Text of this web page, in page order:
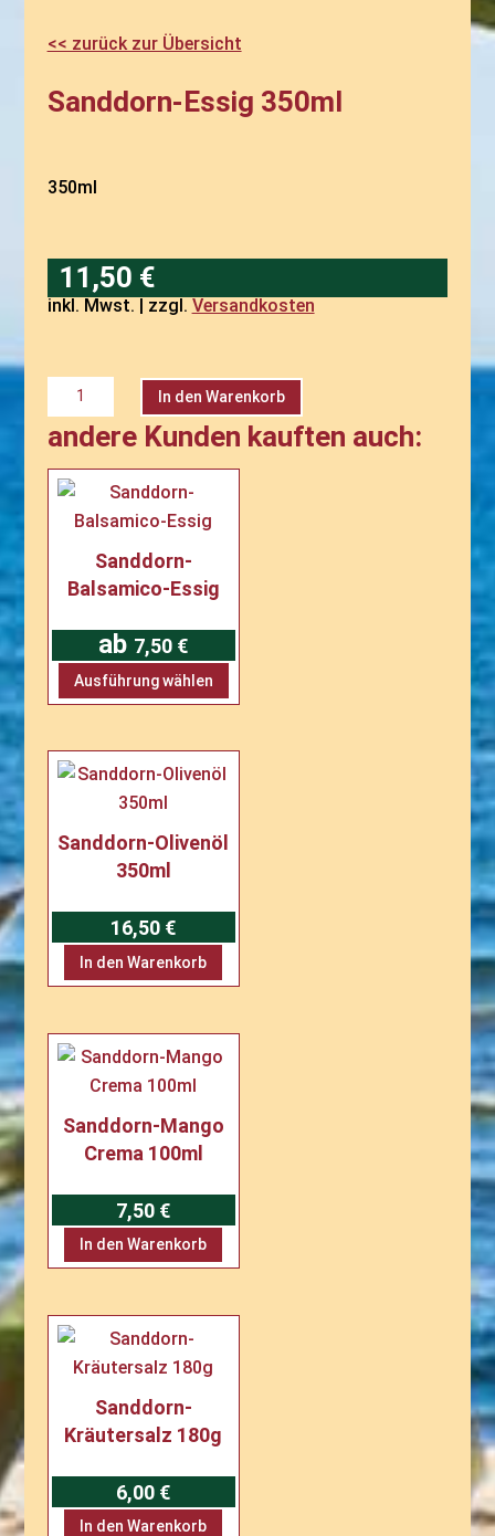
<< zurück zur Übersicht
Sanddorn-Essig 350ml
350ml
11,50 €
inkl. Mwst. | zzgl. Versandkosten
Sanddorn-
Essig
350ml
Menge
In den Warenkorb
A
t
e
andere Kunden kauften auch:
Sanddorn-
Balsamico-Essig
ab 7,50 €
Ausführung wählen
Produkt
Produktseite
Sanddorn-Olivenöl
350ml
16,50 €
In den Warenkorb
Sanddorn-Mango
Crema 100ml
7,50 €
In den Warenkorb
Sanddorn-
Kräutersalz 180g
6,00 €
In den Warenkorb